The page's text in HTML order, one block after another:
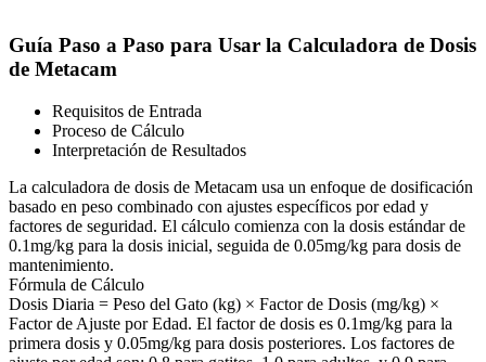
Guía Paso a Paso para Usar la Calculadora de Dosis
de Metacam
Requisitos de Entrada
Proceso de Cálculo
Interpretación de Resultados
La calculadora de dosis de Metacam usa un enfoque de dosificación
basado en peso combinado con ajustes específicos por edad y
factores de seguridad. El cálculo comienza con la dosis estándar de
0.1mg/kg para la dosis inicial, seguida de 0.05mg/kg para dosis de
mantenimiento.
Fórmula de Cálculo
Dosis Diaria = Peso del Gato (kg) × Factor de Dosis (mg/kg) ×
Factor de Ajuste por Edad. El factor de dosis es 0.1mg/kg para la
primera dosis y 0.05mg/kg para dosis posteriores. Los factores de